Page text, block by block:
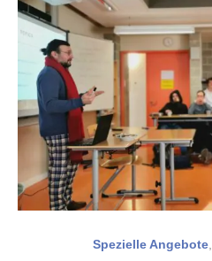
Spezielle Angebote,